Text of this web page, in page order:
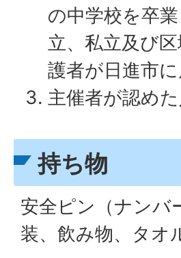
の中学校を卒
立、私立及び
護者が日進市
主催者が認めた
持ち物
安全ピン（ナンバ
装、飲み物、タオ